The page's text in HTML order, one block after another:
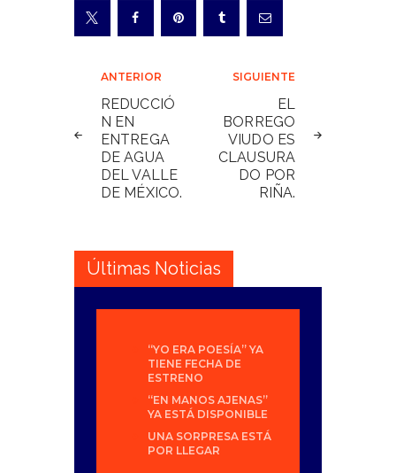
Navegación
de
entradas
ANTERIOR
REDUCCIÓ
N EN
ENTREGA
DE AGUA
DEL VALLE
DE MÉXICO.
SIGUIENTE
EL
BORREGO
VIUDO ES
CLAUSURA
DO POR
RIÑA.
Últimas Noticias
“YO ERA POESÍA” YA
TIENE FECHA DE
ESTRENO
“EN MANOS AJENAS”
YA ESTÁ DISPONIBLE
UNA SORPRESA ESTÁ
POR LLEGAR